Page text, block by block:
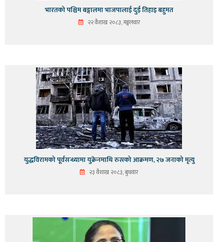
भारतको पश्चिम बङ्गालमा भाजपालाई दुई तिहाइ बहुमत
२२ वैशाख २०८३, मङ्गलवार
युद्धविरामको पूर्वसन्ध्यामा युक्रेनमाथि रुसको आक्रमण, २७ जनाको मृत्यु
२३ वैशाख २०८३, बुधवार